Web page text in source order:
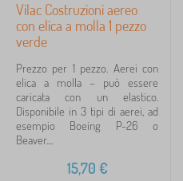
Vilac Costruzioni aereo
con elica a molla 1 pezzo
verde
Prezzo per 1 pezzo. Aerei con
elica a molla – può essere
caricata con un elastico.
Disponibile in 3 tipi di aerei, ad
esempio Boeing P-26 o
Beaver....
15,70 €